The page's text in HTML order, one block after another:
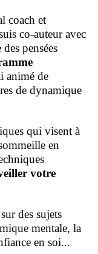
coach et
co-auteur avec
pensées
animé de
de dynamique
qui visent à
en
votre
des sujets
mentale, la
en soi...